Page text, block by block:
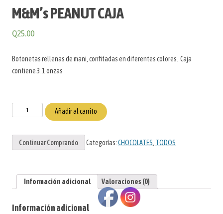
M&M’s PEANUT CAJA
Q25.00
Botonetas rellenas de mani, confitadas en diferentes colores. Caja
contiene 3.1 onzas
M&M's
cantidad
Añadir al carrito
Continuar Comprando Categorías:CHOCOLATES TODOS
Información adicional Valoraciones (0)
Información adicional